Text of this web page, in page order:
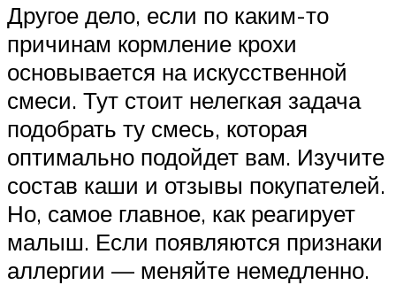
Другое дело, если по каким-то
причинам кормление крохи
основывается на искусственной
смеси. Тут стоит нелегкая задача
подобрать ту смесь, которая
оптимально подойдет вам. Изучите
состав каши и отзывы покупателей.
Но, самое главное, как реагирует
малыш. Если появляются признаки
аллергии — меняйте немедленно.